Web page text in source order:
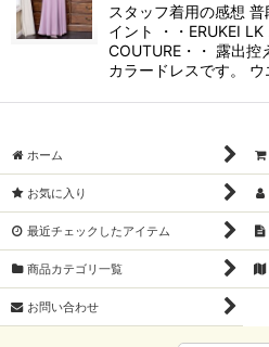
スタッフ着用の感想
イント ・・ERUKEI
COUTURE・・ 露出控
カラードレスです。
ホーム
お気に入り
最近チェックしたアイテム
商品カテゴリ一覧
お問い合わせ